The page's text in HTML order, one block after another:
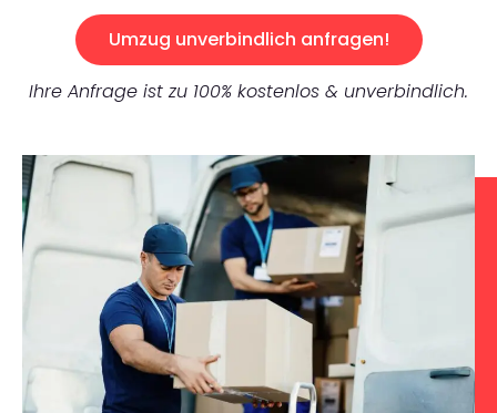
Umzug unverbindlich anfragen!
Ihre Anfrage ist zu 100% kostenlos & unverbindlich.